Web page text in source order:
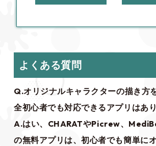
よくある質問
Q.オリジナルキャラクターの描き方
全初心者でも対応できるアプリはあ
A.はい、CHARATやPicrew、
の無料アプリは、初心者でも簡単に